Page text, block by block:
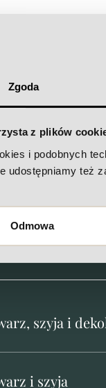
Zgoda
z plików
i podobnych
udostępniamy też
Odmowa
szyja i
i szyja